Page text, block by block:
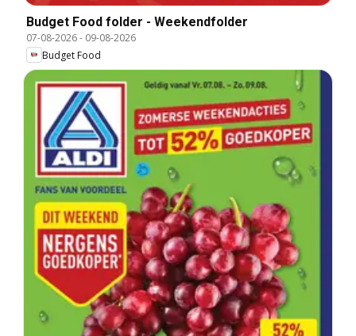
Budget Food folder - Weekendfolder
07-08-2026- 09-08-2026
Budget Food